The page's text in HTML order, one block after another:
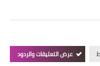
عرض التعليقات والردود